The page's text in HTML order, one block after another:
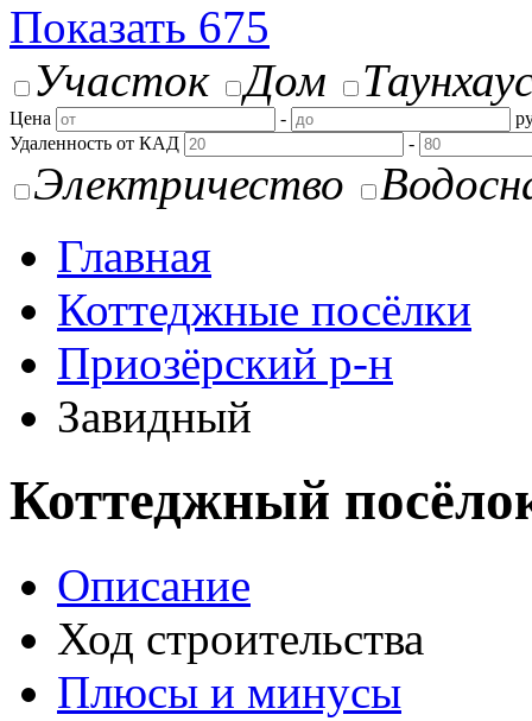
Показать 675
Участок
Дом
Цена -
Удаленность от КАД
-
Электричество
Главная
Коттеджные посёлки
Приозёрский р-н
Завидный
Коттеджный
Описание
Ход строительства
Плюсы и минусы